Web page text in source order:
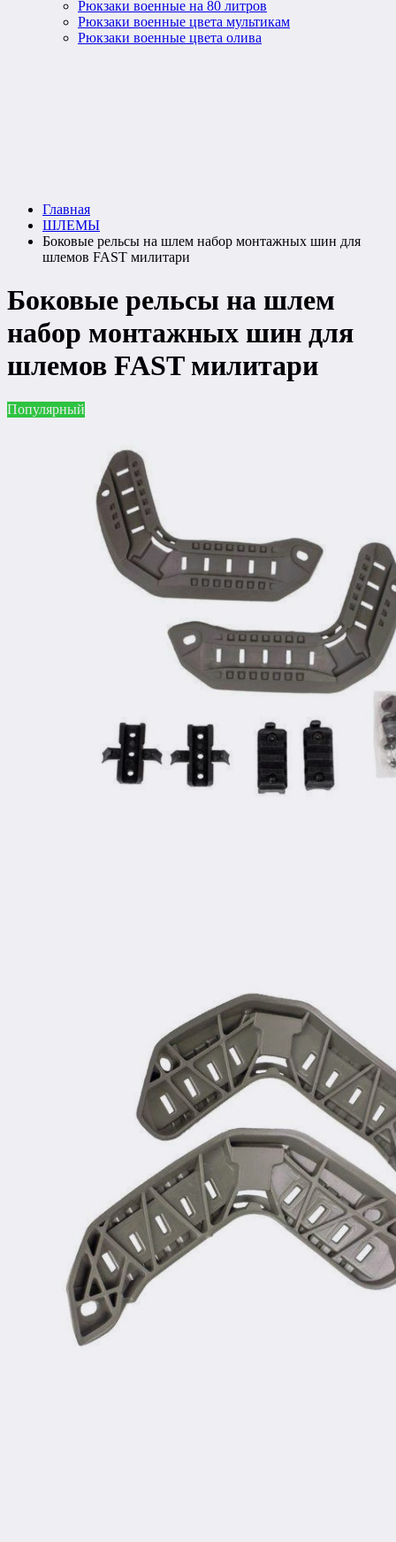
Рюкзаки военные на 80 литров
Рюкзаки военные цвета мультикам
Рюкзаки военные цвета олива
Главная
ШЛЕМЫ
Боковые рельсы на шлем набор монтажных шин для
шлемов FAST милитари
Боковые рельсы на шлем
набор монтажных шин для
шлемов FAST милитари
Популярный